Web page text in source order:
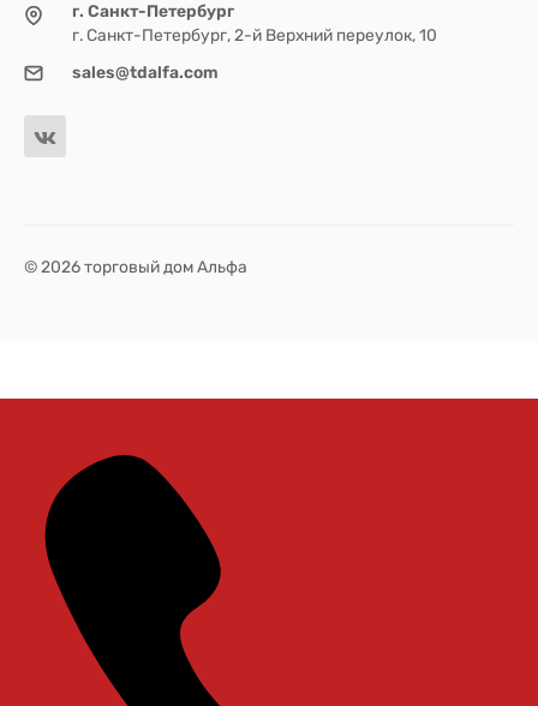
г. Санкт-Петербург
г. Санкт-Петербург, 2-й Верхний переулок, 10
sales@tdalfa.com
© 2026 торговый дом Альфа